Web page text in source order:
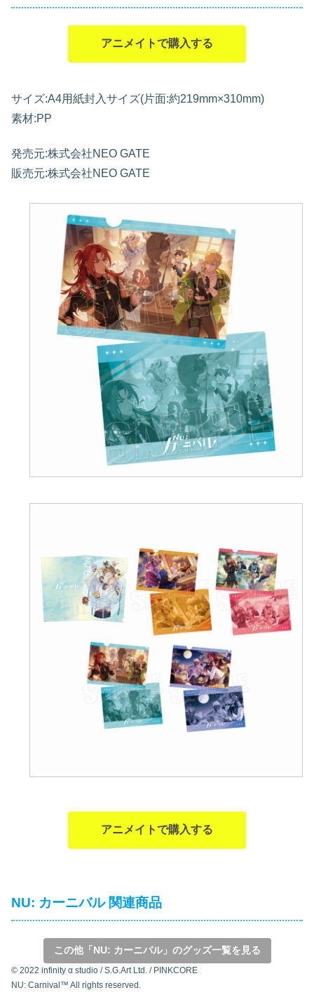
アニメイトで購入する
サイズ:A4用紙封入サイズ(片面:約219mm×310mm)
素材:PP
発売元:株式会社NEO GATE
販売元:株式会社NEO GATE
アニメイトで購入する
NU: カーニバル 関連商品
この他「NU: カーニバル」のグッズ一覧を見る
© 2022 infinity α studio / S.G.Art Ltd. / PINKCORE
NU: Carnival™ All rights reserved.